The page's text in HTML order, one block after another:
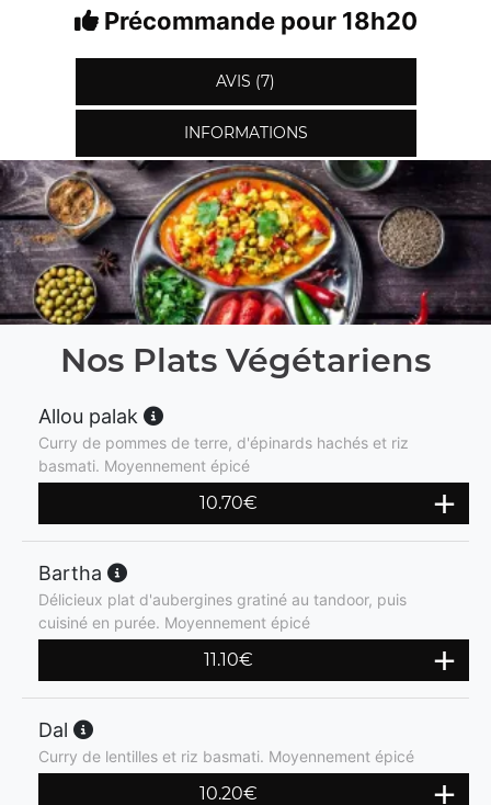
Précommande pour 18h20
AVIS (7)
INFORMATIONS
Nos Plats Végétariens
Allou palak
Curry de pommes de terre, d'épinards hachés et riz
basmati. Moyennement épicé
10.70€
Bartha
Délicieux plat d'aubergines gratiné au tandoor, puis
cuisiné en purée. Moyennement épicé
11.10€
Dal
Curry de lentilles et riz basmati. Moyennement épicé
10.20€